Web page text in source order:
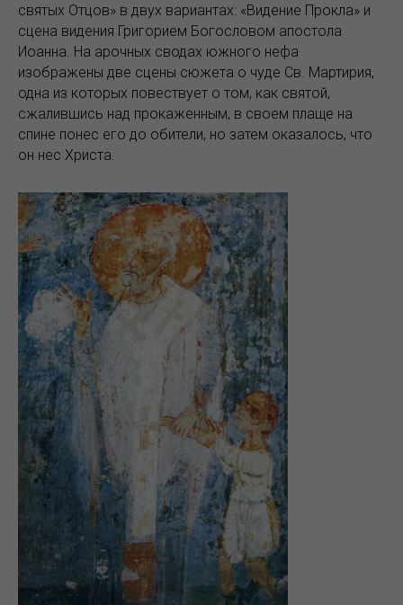
святых Отцов» в двух вариантах: «Видение Прокла» и
сцена видения Григорием Богословом апостола
Иоанна. На арочных сводах южного нефа
изображены две сцены сюжета о чуде Св. Мартирия,
одна из которых повествует о том, как святой,
сжалившись над прокаженным, в своем плаще на
спине понес его до обители, но затем оказалось, что
он нес Христа.